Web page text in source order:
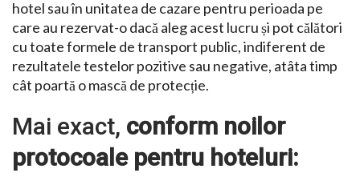
hotel sau în unitatea de cazare pentru perioada pe
care au rezervat-o dacă aleg acest lucru și pot călători
cu toate formele de transport public, indiferent de
rezultatele testelor pozitive sau negative, atâta timp
cât poartă o mască de protecție.
Mai exact, conform noilor
protocoale pentru hoteluri: